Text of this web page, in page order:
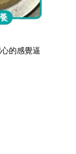
的感覺逼